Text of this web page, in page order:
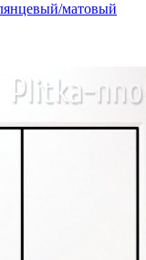
матовый